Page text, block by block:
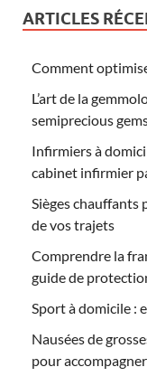
ARTICLES
Comment
L’art de la
semiprecious
Infirmiers à
cabinet infirmier
Sièges
de vos trajets
Comprendre la
guide de
Sport à domicile :
Nausées de
pour